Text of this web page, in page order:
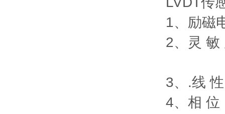
1、励磁
2、灵 敏
3、.线
4、相 位